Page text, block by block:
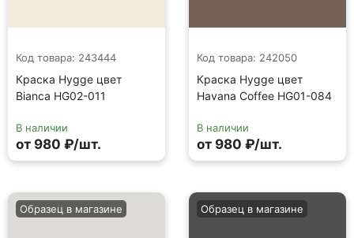
Код товара: 243444
Краска Hygge цвет
Bianca HG02-011
В наличии
от 980 ₽/шт.
Код товара: 242050
Краска Hygge цвет
Havana Coffee HG01-084
В наличии
от 980 ₽/шт.
Образец в магазине Образец в магазине